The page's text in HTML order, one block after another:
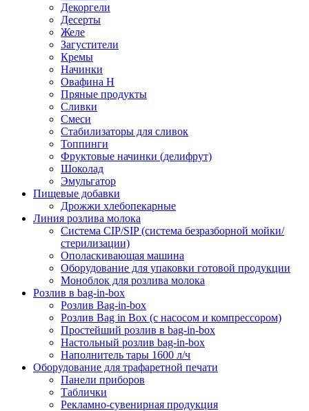
Декоргели
Десерты
Желe
Загустители
Кремы
Начинки
Овафина Н
Пряные продукты
Сливки
Смеси
Стабилизаторы для сливок
Топпинги
Фруктовые начинки (делифрут)
Шоколад
Эмульгатор
Пищевые добавки
Дрожжи хлебопекарные
Линия розлива молока
Система CIP/SIP (система безразборной мойки/
стерилизации)
Ополаскивающая машина
Оборудование для упаковки готовой продукции
Моноблок для розлива молока
Розлив в bag-in-box
Розлив Bag-in-box
Розлив Bag in Box (с насосом и компрессором)
Простейший розлив в bag-in-box
Настольный розлив bag-in-box
Наполнитель тары 1600 л/ч
Оборудование для трафаретной печати
Панели приборов
Таблички
Рекламно-сувенирная продукция